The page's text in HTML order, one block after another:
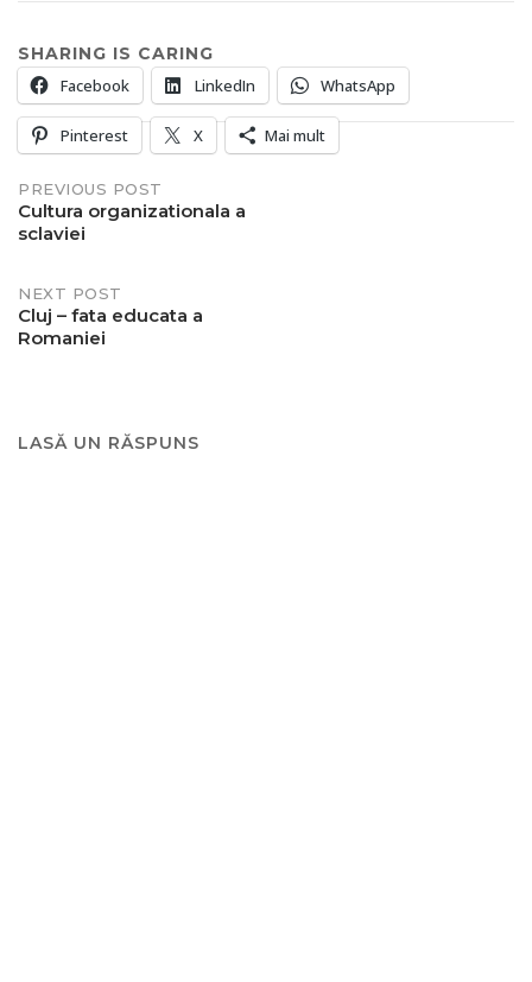
SHARING IS CARING
Facebook
LinkedIn WhatsApp
Pinterest X Mai mult
Post
navigation
PREVIOUS POST
Cultura organizationala a
sclaviei
NEXT POST
Cluj – fata educata a
Romaniei
LASĂ UN RĂSPUNS